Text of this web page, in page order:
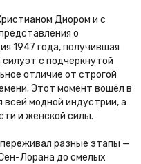
Диором и с
о
1947 года, получившая
с подчеркнутой
отличие от строгой
Этот момент вошёл в
всей модной индустрии, а
и женской силы.
разные этапы —
Лорана до смелых